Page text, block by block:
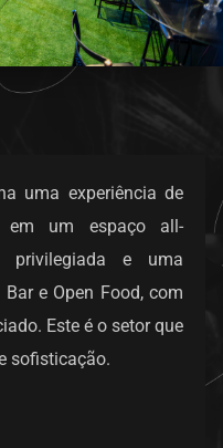
uma experiência de
em um espaço all-
privilegiada e uma
e Open Food, com
Este é o setor que
sofisticação.